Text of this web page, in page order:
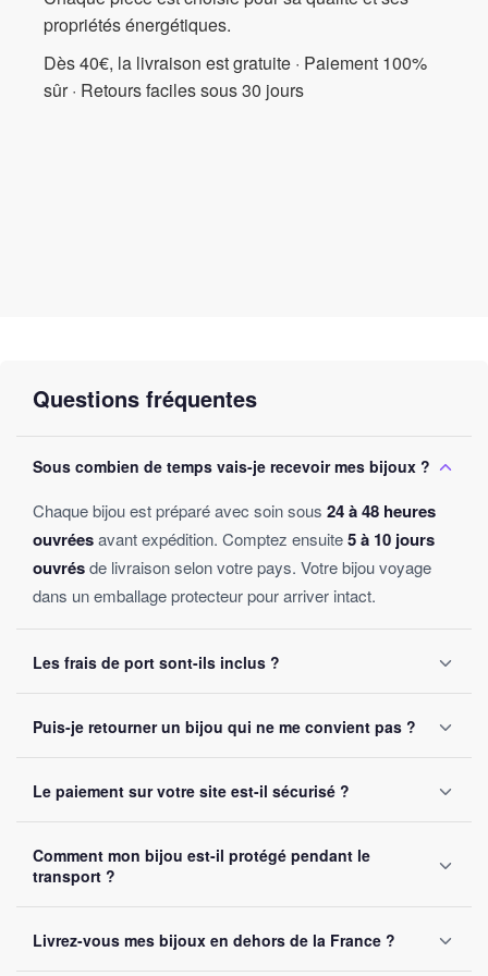
propriétés énergétiques.
Dès 40€, la livraison est gratuite · Paiement 100%
sûr · Retours faciles sous 30 jours
Questions fréquentes
Sous combien de temps vais-je recevoir mes bijoux ?
Chaque bijou est préparé avec soin sous 24 à 48 heures
ouvréesavant expédition. Comptez ensuite5 à 10 jours
ouvrésde livraison selon votre pays. Votre bijou voyage
dans un emballage protecteur pour arriver intact.
Les frais de port sont-ils inclus ?
sans montant minimum d'achat. Votre bijou part sous 24 à
48 heures ouvrées.
Puis-je retourner un bijou qui ne me convient pas ?
le retourner. Remboursement intégral garanti, sans
question posée.
Le paiement sur votre site est-il sécurisé ?
SSL. Nous acceptons Visa, Mastercard, PayPal et Apple
Pay. Vos données bancaires ne sont jamais stockées sur
Comment mon bijou est-il protégé pendant le
transport ?
renforcé. Un numéro de suivi vous est envoyé par e-mail
Livrez-vous mes bijoux en dehors de la France ?